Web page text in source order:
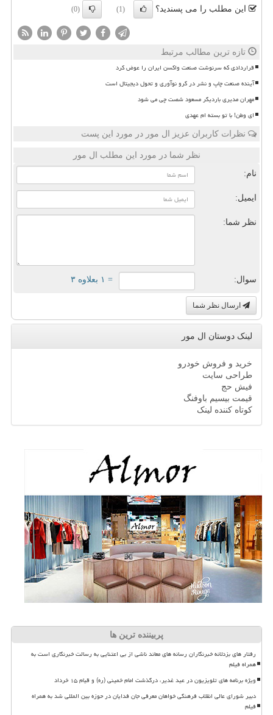
این مطلب را می پسندید؟ (1)
(0)
تازه ترین مطالب مرتبط
قراردادی که سرنوشت صنعت واکسن ایران را عوض کرد
آینده صنعت چاپ و نشر در گرو نوآوری و تحول دیجیتال است
مهران مدیری باردیگر مسعود شصت چی می شود
ای وطن! با تو بسته ام عهدی
نظرات کاربران عزیز ال مور در مورد این پست
نظر شما در مورد این مطلب ال مور
نام:
ایمیل:
نظر شما:
سوال: = ۱ بعلاوه ۳
ارسال نظر شما
لینک دوستان ال مور
خرید و فروش خودرو
طراحی سایت
فیش حج
قیمت بیسیم باوفنگ
کوتاه کننده لینک
پربیننده ترین ها
رفتار های بزدلانه خبرنگاران رسانه های معاند ناشی از بی اعتنایی به رسالت خبرنگاری است به
همراه فیلم
ویژه برنامه های تلویزیون در عید غدیر، درگذشت امام خمینی (ره) و قیام ۱۵ خرداد
دبیر شورای عالی انقلاب فرهنگی خواهان معرفی جان فدایان در حوزه بین المللی شد به همراه
فیلم